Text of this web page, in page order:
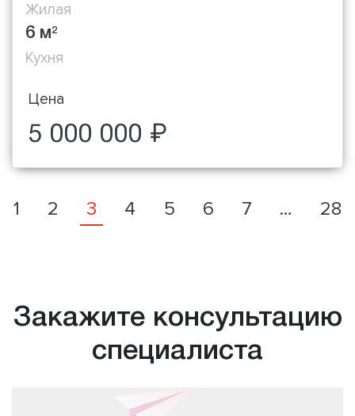
Жилая
6 м2
Кухня
Цена
5 000 000 ₽
1 2 3 4 5 6 7 … 28
Закажите консультацию
специалиста